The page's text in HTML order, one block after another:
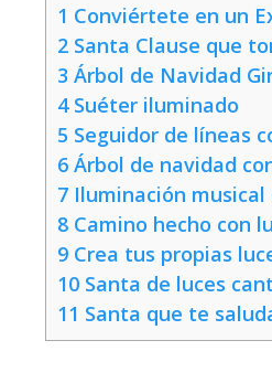
1 Conviértete en un
2 Santa Clause que
3 Árbol de Navidad
4Suéter iluminado
5 Seguidor de líneas
6 Árbol de navidad
7 Iluminación musical
8 Camino hecho con
9 Crea tus propias
10 Santa de luces
11 Santa que te